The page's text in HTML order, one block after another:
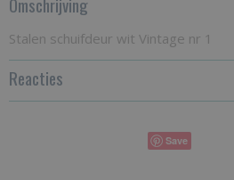
Stalen schuifdeur wit Vintage nr 1
Reacties
Save